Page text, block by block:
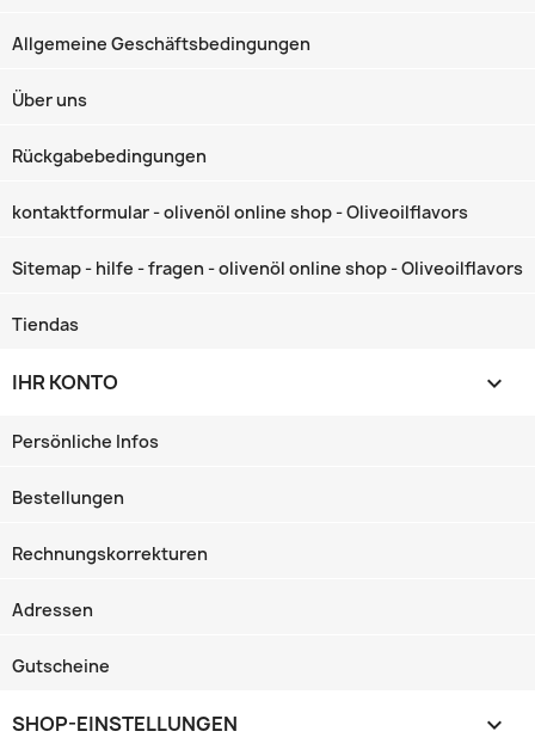
Allgemeine Geschäftsbedingungen
Über uns
Rückgabebedingungen
kontaktformular - olivenöl online shop - Oliveoilflavors
Sitemap - hilfe - fragen - olivenöl online shop - Oliveoilflavors
Tiendas
IHR KONTO 
Persönliche Infos
Bestellungen
Rechnungskorrekturen
Adressen
Gutscheine
SHOP-EINSTELLUNGEN keyboard_arrow_down